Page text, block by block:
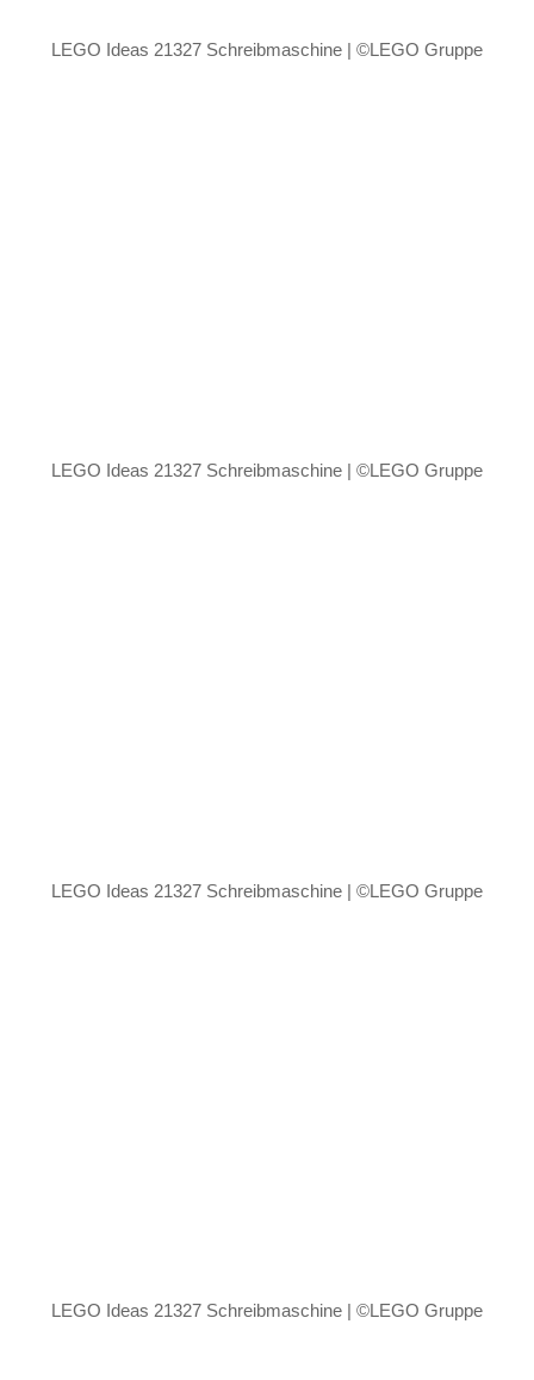
LEGO Ideas 21327 Schreibmaschine | ©LEGO Gruppe
LEGO Ideas 21327 Schreibmaschine | ©LEGO Gruppe
LEGO Ideas 21327 Schreibmaschine | ©LEGO Gruppe
LEGO Ideas 21327 Schreibmaschine | ©LEGO Gruppe